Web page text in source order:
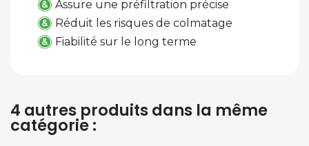
Assure une préfiltration précise
Réduit les risques de colmatage
Fiabilité sur le long terme
4 autres produits dans la même
catégorie :